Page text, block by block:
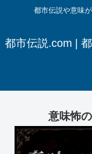
都市伝説や意味
都市伝説.com |
意味怖